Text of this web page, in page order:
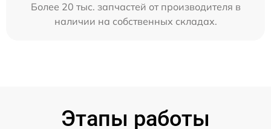
Более 20 тыс. запчастей от производителя в
наличии на собственных складах.
Этапы работы